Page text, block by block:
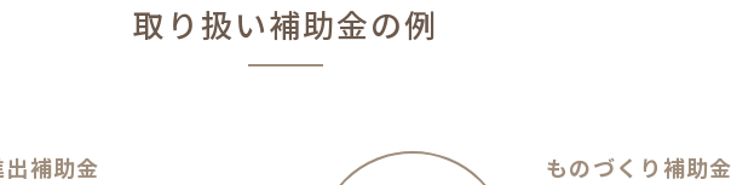
取り扱い補助金の例
補助金 ものづくり補助金